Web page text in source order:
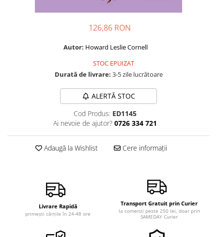
Povestiri
Psihologie practică
Sexualitate
Lumea îngerilor
Seria Masaru Emoto
126,86 RON
Autor: Howard Leslie Cornell
STOC EPUIZAT
Durată de livrare: 3-5 zile lucrătoare
ALERTĂ STOC
Cod Produs: ED1145
Ai nevoie de ajutor? 0726 334 721
Adaugă la Wishlist Cere informații
Livrare Rapidă
primești cărțile în 24-48 ore
Transport Gratuit prin Curier
la comenzi peste 250 lei, doar prin
SAMEDAY Curier